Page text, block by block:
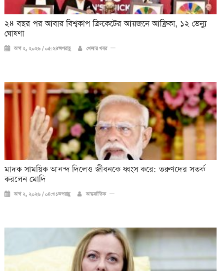
২৪ বছর পর আবার বিশ্বকাপ ক্রিকে‌টের আয়জনে আফ্রিকা, ১২ ভেন্যু
ঘোষণা
আগ ২, ২০২৬ / ০৫:২৪অপরাহ্ণ খেলার খবর
মাদক সাময়িক আনন্দ দিলেও জীবনকে ধ্বংস করে: তরুণদের সতর্ক
করলেন মোদি
আগ ২, ২০২৬ / ০৪:৩১অপরাহ্ণ আন্তর্জাতিক